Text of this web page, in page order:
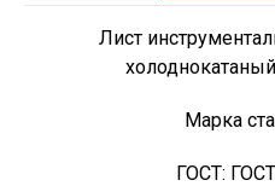
Лист
Марка
ГОСТ: